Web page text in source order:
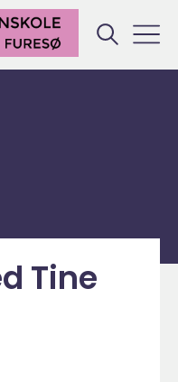
Tine